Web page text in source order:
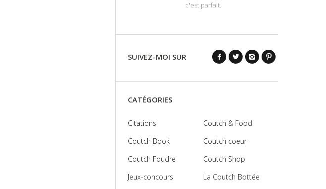
c'est parfait.
SUIVEZ-MOI SUR
CATÉGORIES
Citations
Coutch & Food
Coutch Book
Coutch coeur
Coutch Foudre
Coutch Shop
Jeux-concours
La Coutch Bottée